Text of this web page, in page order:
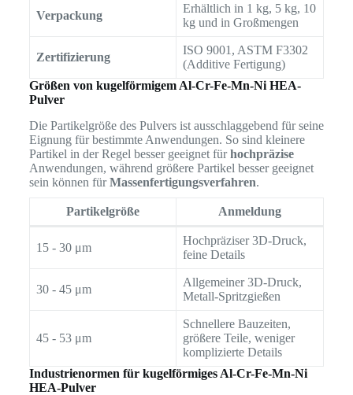
Verpackung
Erhältlich in 1 kg, 5 kg, 10
kg und in Großmengen
Zertifizierung
ISO 9001, ASTM F3302
(Additive Fertigung)
Größen von kugelförmigem Al-Cr-Fe-Mn-Ni HEA-
Pulver
Die Partikelgröße des Pulvers ist ausschlaggebend für seine
Eignung für bestimmte Anwendungen. So sind kleinere
Partikel in der Regel besser geeignet fürhochpräzise
Anwendungen, während größere Partikel besser geeignet
sein können fürMassenfertigungsverfahren.
Partikelgröße Anmeldung
15 - 30 μm
Hochpräziser 3D-Druck,
feine Details
30 - 45 μm
Allgemeiner 3D-Druck,
Metall-Spritzgießen
45 - 53 μm
Schnellere Bauzeiten,
größere Teile, weniger
komplizierte Details
Industrienormen für kugelförmiges Al-Cr-Fe-Mn-Ni
HEA-Pulver